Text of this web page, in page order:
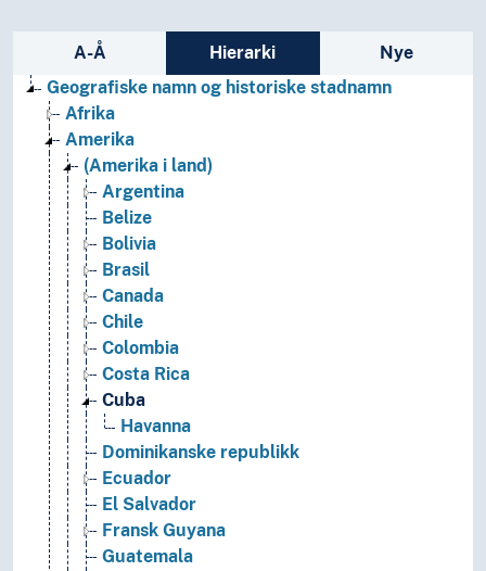
Sidefelt: navigér i vokabularet
A-Å Hierarki
Nye
Geografiske namn og historiske stadnamn
Afrika
Amerika
(Amerika i land)
Argentina
Belize
Bolivia
Brasil
Canada
Chile
Colombia
Costa Rica
Cuba
Havanna
Dominikanske republikk
Ecuador
El Salvador
Fransk Guyana
Guatemala